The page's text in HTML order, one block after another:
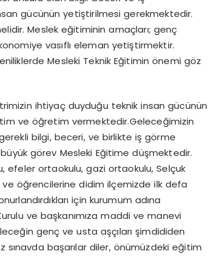
gücünün yetiştirilmesi gerekmektedir.
Meslek eğitiminin amaçları; genç
vasıflı eleman yetiştirmektir.
Mesleki Teknik Eğitimin önemi göz
ihtiyaç duyduğu teknik insan gücünün
ve öğretim vermektedir.Geleceğimizin
bilgi, beceri, ve birlikte iş görme
büyük görev Mesleki Eğitime düşmektedir.
efeler ortaokulu, gazi ortaokulu, Selçuk
öğrencilerine didim ilçemizde ilk defa
için kurumum adına
ve başkanımıza maddi ve manevi
genç ve usta aşçıları şimdididen
sınavda başarılar diler, önümüzdeki eğitim